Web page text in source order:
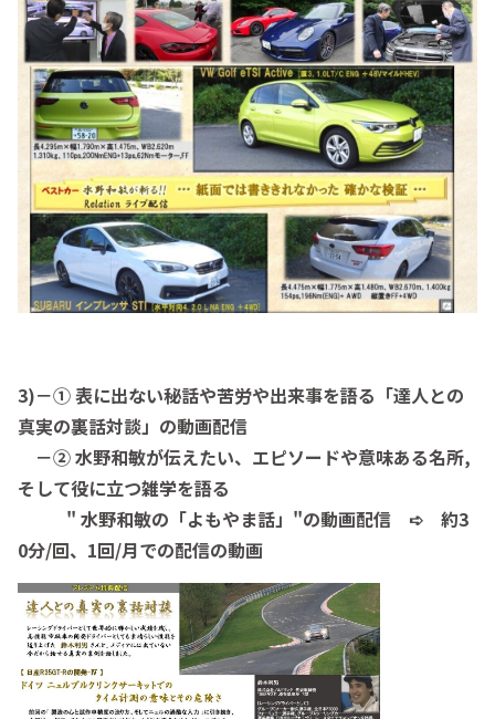
3)－① 表に出ない秘話や苦労や出来事を語る「達人との
真実の裏話対談」の動画配信
－② 水野和敏が伝えたい、エピソードや意味ある名所,
そして役に立つ雑学を語る
" 水野和敏の「よもやま話」"の動画配信 ➪ 約3
0分/回、1回/月での配信の動画